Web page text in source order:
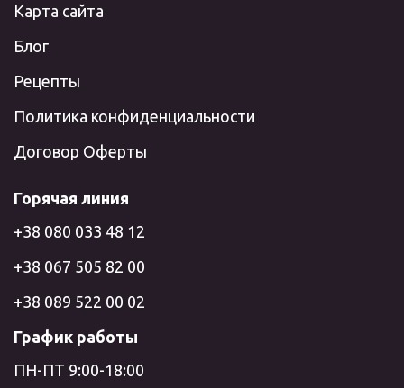
Карта сайта
Блог
Рецепты
Политика конфиденциальности
Договор Оферты
Горячая линия
+38 080 033 48 12
+38 067 505 82 00
+38 089 522 00 02
График работы
ПН-ПТ 9:00-18:00